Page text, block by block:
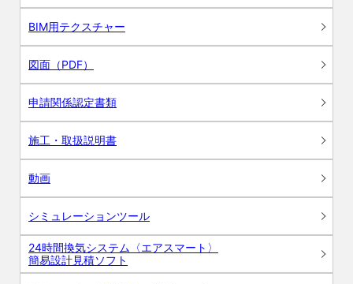
BIM用テクスチャー
図面（PDF）
申請関係認定書類
施工・取扱説明書
動画
シミュレーションツール
24時間換気システム〈エアスマート〉
簡易設計見積ソフト